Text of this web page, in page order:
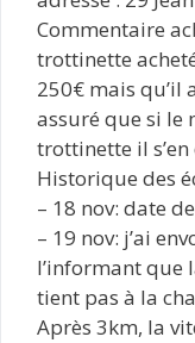
Commentaire
trottinette
250€ mais qu’il
assuré que si le
trottinette il
Historique des
– 18 nov: date
– 19 nov: j’ai
l’informant que
tient pas à la
Après 3km, la